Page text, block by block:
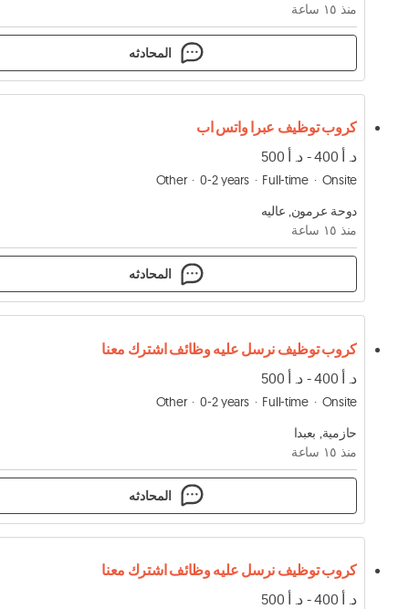
منذ ١٥ ساعة
المحادثه
كروب توظيف عبرا واتس اب
د. أ 400 - د. أ 500
Other 0-2 years Full-time
Onsite
دوحة عرمون, عاليه
منذ ١٥ ساعة
المحادثه
كروب توظيف نرسل عليه وظائف اشترك معنا
د. أ 400 - د. أ 500
Other 0-2 years Full-time
Onsite
حازمية, بعبدا
منذ ١٥ ساعة
المحادثه
كروب توظيف نرسل عليه وظائف اشترك معنا
د. أ 400 - د. أ 500